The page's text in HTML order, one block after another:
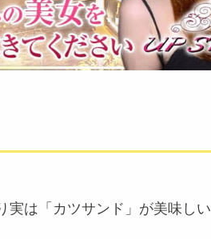
実は「カツサンド」が美味しい